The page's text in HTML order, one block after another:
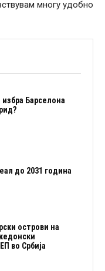
многу удобно
Барселона
до 2031 година
острови на
во Србија